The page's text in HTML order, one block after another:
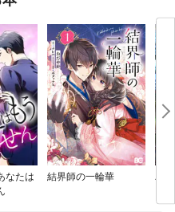
なたは
結界師の一輪華
バ
今